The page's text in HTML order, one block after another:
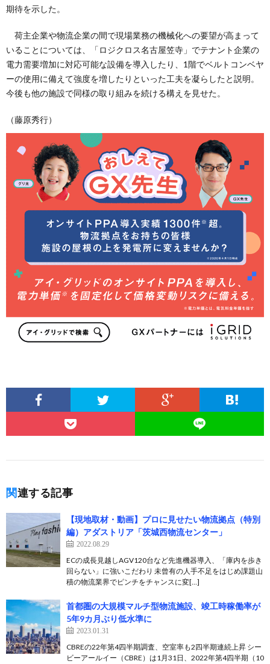
期待を示した。
荷主企業や物流企業の間で現場業務の機械化への要望が高まって
いることについては、「ロジクロス名古屋笠寺」でテナント企業の
電力需要増加に対応可能な設備を導入したり、1階でベルトコンベヤ
ーの使用に備えて強度を増したりといった工夫を凝らしたと説明。
今後も他の施設で同様の取り組みを続ける構えを見せた。
（藤原秀行）
関連する記事
【現地取材・動画】プロに見せたい物流拠点（特別
編）アダストリア「茨城西物流センター」
2022.08.29
ECの成長見越しAGV120台など先進機器導入、「庫内を歩き
回らない」に強いこだわり 未曾有の人手不足をはじめ課題山
積の物流業界でピンチをチャンスに変[…]
首都圏の大規模マルチ型物流施設、竣工時稼働率が
5年9カ月ぶり低水準に
2023.01.31
CBREの22年第4四半期調査、空室率も2四半期連続上昇 シー
ビーアールイー（CBRE）は1月31日、2022年第4四半期（10